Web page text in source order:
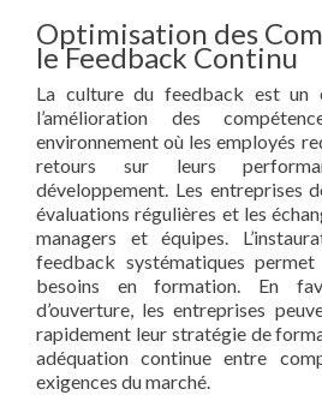
Optimisation des
le Feedback Continu
La culture du feedback est un
l’amélioration des
environnement où les employés
retours sur leurs
développement. Les entreprises
évaluations régulières et les
managers et équipes.
feedback systématiques
besoins en formation. En
d’ouverture, les entreprises
rapidement leur stratégie de
adéquation continue entre
exigences du marché.